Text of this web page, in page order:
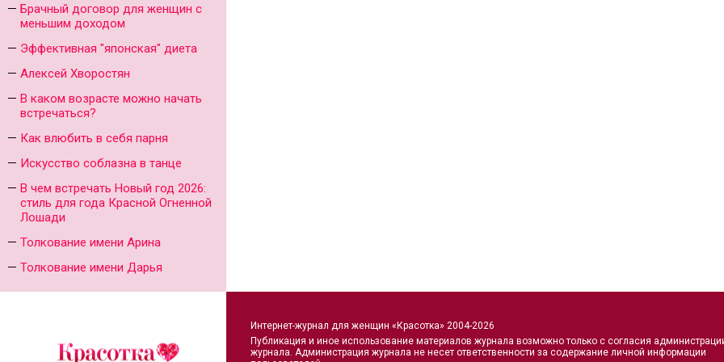
Брачный договор для женщин с
меньшим доходом
Эффективная "японская" диета
Алексей Хворостян
В каком возрасте можно начать
встречаться?
Как влюбить в себя парня
Искусство соблазна в танце
В чем встречать Новый год 2026:
стиль для года Красной Огненной
Лошади
Толкование имени Арина
Толкование имени Дарья
Интернет-журнал для женщин «Красотка» 2004-2026
Публикация и иное использование материалов журнала возможно только с согласия
журнала. Администрация журнала не несет ответственности за содержание личной информации